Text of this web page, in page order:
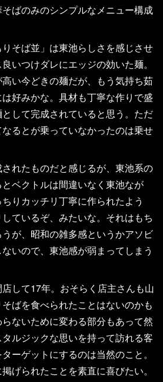
ばのみのシンプルなメニュー構成
そば並」は東池らしさを感じさせ
いつけダレにエッジの効いた麺。
い今どきの麺だが、もう気持ち茹
好みかな。具材も丁寧な作りで盛
して完成されていると思う。ただ
るとが乗っていなかったのは乗せ
れたものだと感じるが、東池系の
ベクトルは間違いなく東池なが
りカッチリ丁寧に作られたよう
ているぞ、みたいな。それはもち
が、昭和の雑多感というかアソビ
いので、東池感が弱まってしまう
して17年。おそらく店主さんも山
ばを食べられたことはないのかも
ないために変わる部分もあって然
ルジックな思いを持って訪れる客
ーゲットにするのは当然のこと。
げられたことを素直に喜びたい。